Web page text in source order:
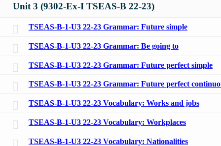
Unit 3 (9302-Ex-I TSEAS-B 22-23)
TSEAS-B-1-U3 22-23 Grammar: Future simple
TSEAS-B-1-U3 22-23 Grammar: Be going to
TSEAS-B-1-U3 22-23 Grammar: Future perfect simple
TSEAS-B-1-U3 22-23 Grammar: Future perfect
TSEAS-B-1-U3 22-23 Vocabulary: Works and jobs
TSEAS-B-1-U3 22-23 Vocabulary: Workplaces
TSEAS-B-1-U3 22-23 Vocabulary: Nationalities